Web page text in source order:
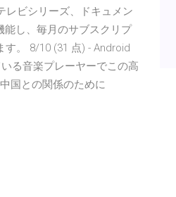
レビシリーズ、ドキュメン
能し、毎月のサブスクリプ
。 8/10 (31 点) - Android
る音楽プレーヤーでこの高
国との関係のために